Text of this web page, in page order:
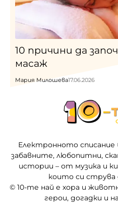
10 причини да
масаж
Мария Милошева17.06.2026
Електронното списание
забавните, любопитни,
истории – от музика и
които си
© 10-те най е хора и
герои, догадки и